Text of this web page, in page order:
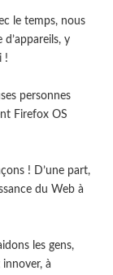
le temps, nous
y
!
personnes
Firefox OS
! D’une part,
du Web à
les gens,
à